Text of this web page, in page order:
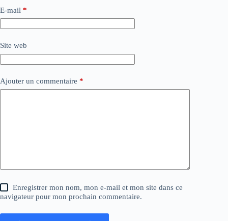
E-mail *
Site web
Ajouter un commentaire *
Enregistrer mon nom, mon e-mail et mon site dans ce
navigateur pour mon prochain commentaire.